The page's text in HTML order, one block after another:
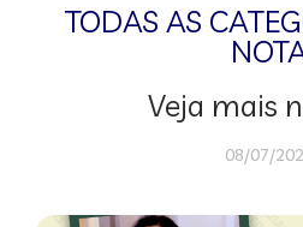
TODAS AS
Veja mais
08/07/